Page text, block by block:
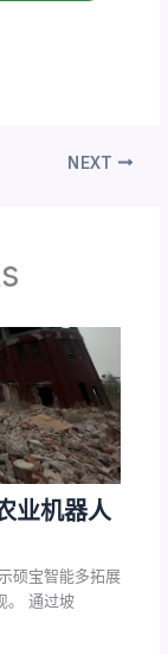
NEXT
业机器人
硕宝智能多拓展
。 通过坡